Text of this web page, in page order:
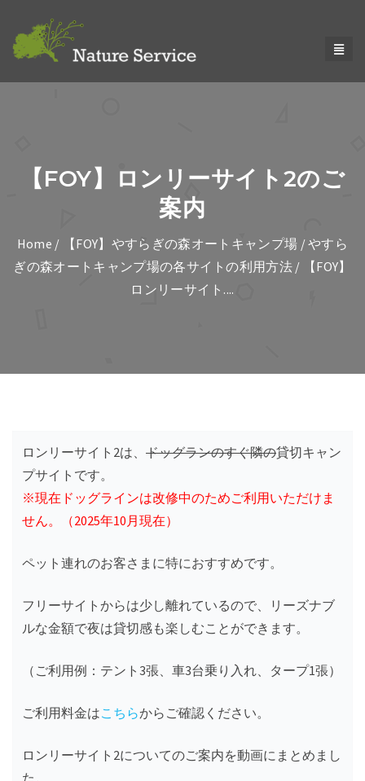
【FOY】ロンリーサイト2のご
案内
Home / 【FOY】やすらぎの森オートキャンプ場 /やすら
ぎの森オートキャンプ場の各サイトの利用方法 / 【FOY】
ロンリーサイト....
ロンリーサイト2は、 ドッグランのすぐ隣の貸切キャン
プサイトです。
※現在ドッグラインは改修中のためご利用いただけま
せん。（2025年10月現在）
ペット連れのお客さまに特におすすめです。
フリーサイトからは少し離れているので、リーズナブ
ルな金額で夜は貸切感も楽しむことができます。
（ご利用例：テント3張、車3台乗り入れ、タープ1張）
ご利用料金はこちらからご確認ください。
ロンリーサイト2についてのご案内を動画にまとめまし
た。